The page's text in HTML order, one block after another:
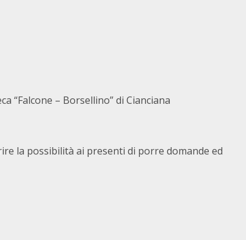
“Falcone – Borsellino” di Cianciana
la possibilità ai presenti di porre domande ed